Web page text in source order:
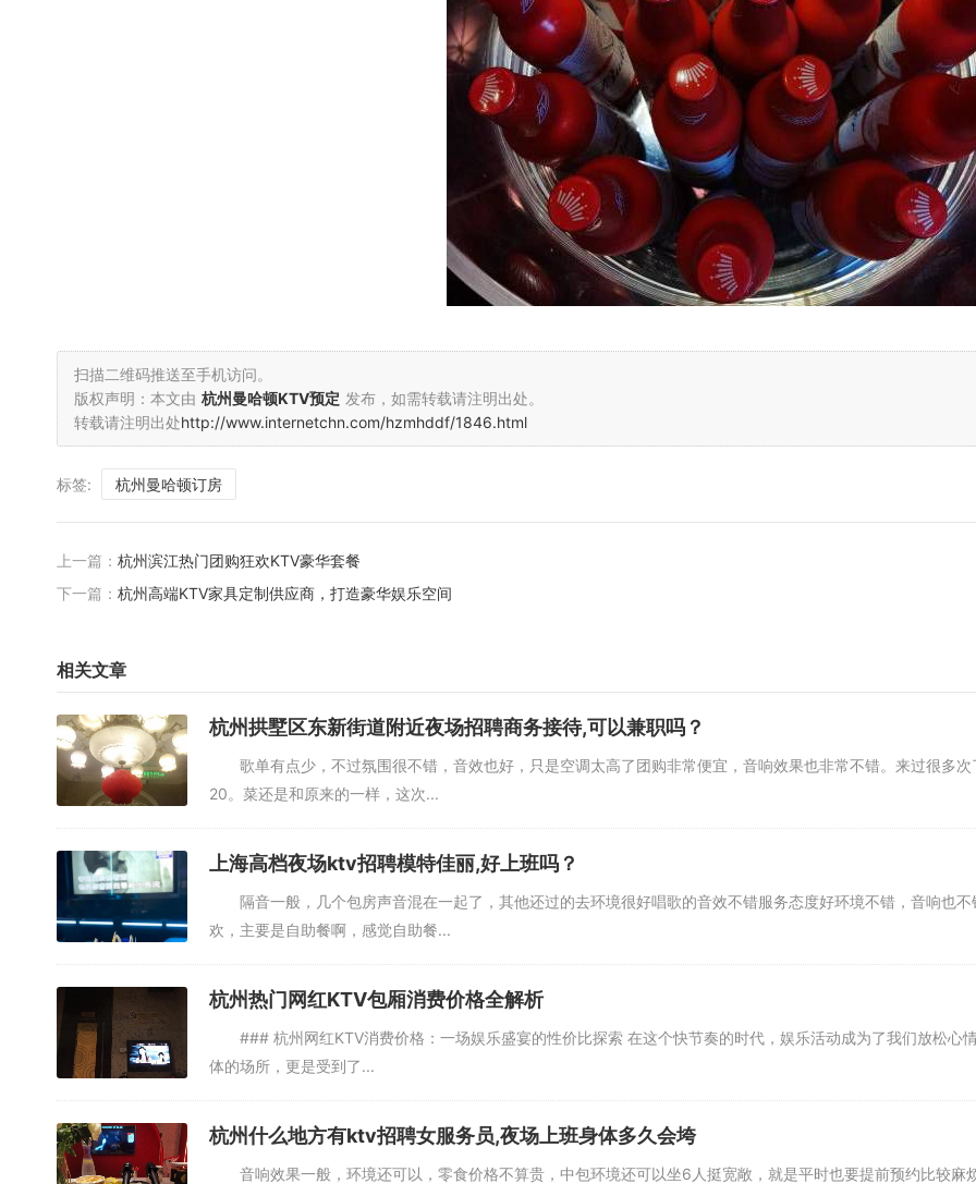
扫描二维码推送至手机访问。
版权声明：本文由 杭州曼哈顿KTV预定 发布，如需转载请注明出处。
转载请注明出处http://www.internetchn.com/hzmhddf/1846.html
标签: 杭州曼哈顿订房
上一篇： 杭州滨江热门团购狂欢KTV豪华套餐
下一篇： 杭州高端KTV家具定制供应商，打造豪华娱乐空间
相关文章
杭州拱墅区东新街道附近夜场招聘商务接待,可以兼职吗？
歌单有点少，不过氛围很不错，音效也好，只是空调太高了团购非常便宜，音响效果也非常不错。来过很多
20。菜还是和原来的一样，这次...
上海高档夜场ktv招聘模特佳丽,好上班吗？
隔音一般，几个包房声音混在一起了，其他还过的去环境很好唱歌的音效不错服务态度好环境不错，音响也
欢，主要是自助餐啊，感觉自助餐...
杭州热门网红KTV包厢消费价格全解析
### 杭州网红KTV消费价格：一场娱乐盛宴的性价比探索 在这个快节奏的时代，娱乐活动成为了我们放松心
体的场所，更是受到了...
杭州什么地方有ktv招聘女服务员,夜场上班身体多久会垮
音响效果一般，环境还可以，零食价格不算贵，中包环境还可以坐6人挺宽敞，就是平时也要提前预约比较麻